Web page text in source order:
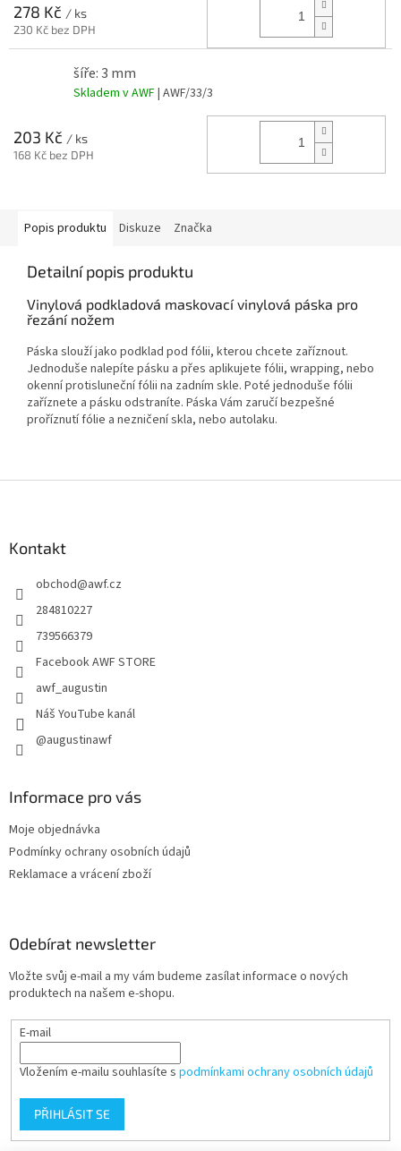
278 Kč / ks
230 Kč bez DPH
šíře: 3 mm
Skladem v AWF| AWF/33/3
203 Kč / ks
168 Kč bez DPH
Popis produktu Diskuze Značka
Detailní popis produktu
Vinylová podkladová maskovací vinylová páska pro
řezání nožem
Páska slouží jako podklad pod fólii, kterou chcete zaříznout.
Jednoduše nalepíte pásku a přes aplikujete fólii, wrapping, nebo
okenní protisluneční fólii na zadním skle. Poté jednoduše fólii
zaříznete a pásku odstraníte. Páska Vám zaručí bezpešné
proříznutí fólie a nezničení skla, nebo autolaku.
Kontakt
obchod@awf.cz
284810227
739566379
Facebook AWF STORE
awf_augustin
Náš YouTube kanál
@augustinawf
Informace pro vás
Moje objednávka
Podmínky ochrany osobních údajů
Reklamace a vrácení zboží
Odebírat newsletter
Vložte svůj e-mail a my vám budeme zasílat informace o nových
produktech na našem e-shopu.
E-mail
Vložením e-mailu souhlasíte s podmínkami ochrany osobních údajů
PŘIHLÁSIT SE